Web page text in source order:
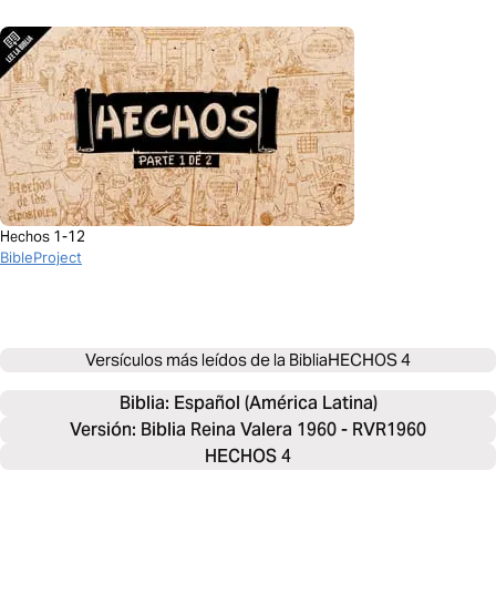
Hechos 1-12
BibleProject
Versículos más leídos de la BibliaHECHOS 4
Biblia: Español (América Latina)
Versión: Biblia Reina Valera 1960 - RVR1960
HECHOS 4